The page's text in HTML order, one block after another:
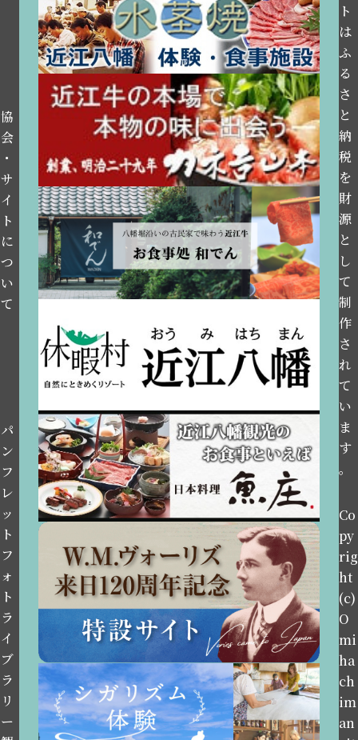
協
会
・
サ
イ
ト
に
つ
い
て
パ
ン
フ
レ
ッ
ト
フ
ォ
ト
ラ
イ
ブ
ラ
リ
ー
ト
は
ふ
る
さ
と
納
税
を
財
源
と
し
て
制
作
さ
れ
て
い
ま
す
。
Co
py
rig
ht
(c)
O
mi
ha
ch
im
an